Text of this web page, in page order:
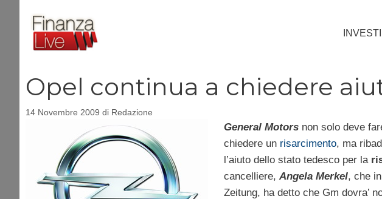
contenuto
Opel continua a chiedere
14 Novembre 2009 di Redazione
General Motors non solo deve
chiedere un risarcimento, ma
l’aiuto dello stato tedesco per la
cancelliere, Angela Merkel, che
Zeitung, ha detto che Gm dovra’